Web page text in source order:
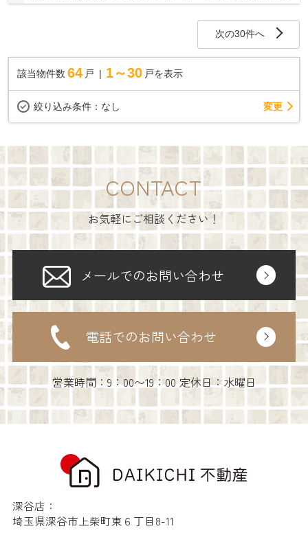
い物便利な立地です♪ 「今から見たい！」大歓迎で...
次の30件へ
該当物件数 64 戸 1～30 戸を表示
絞り込み条件： なし 変更
CONTACT
お気軽にご相談ください！
メールでのお問い合わせ
電話でのお問い合わせ
営業時間：9：00〜19：00 定休日：水曜日
深谷店：
埼玉県深谷市上柴町東６丁目8-11